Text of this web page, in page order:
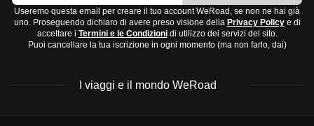
Useremo questa email per creare il tuo account WeRoad, se non ne hai già
uno. Proseguendo dichiaro di avere preso visione della Privacy Policye di
accettare i Termini e le Condizionidi utilizzo dei servizi del sito.
Puoi cancellare la tua iscrizione in ogni momento (ma non farlo, dai)
I viaggi e il mondo WeRoad